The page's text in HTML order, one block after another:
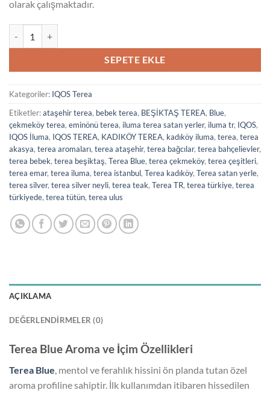
olarak çalışmaktadır.
SEPETE EKLE
Kategoriler: IQOS Terea
Etiketler:ataşehir terea, bebek terea, BEŞİKTAŞ TEREA, Blue,
çekmeköy terea, eminönü terea, iluma terea satan yerler, iluma tr, IQOS,
IQOS İluma, IQOS TEREA, KADIKÖY TEREA, kadıköy iluma, terea, terea
akasya, terea aromaları, terea ataşehir, terea bağcılar, terea bahçelievler,
terea bebek, terea beşiktaş, Terea Blue, terea çekmeköy, terea çeşitleri,
terea emar, terea iluma, terea istanbul, Terea kadıköy, Terea satan yerle,
terea silver, terea silver neyli, terea teak, Terea TR, terea türkiye, terea
türkiyede, terea tütün, terea ulus
AÇIKLAMA
DEĞERLENDIRMELER (0)
Terea Blue Aroma ve İçim Özellikleri
Terea Blue , mentol ve ferahlık hissini ön planda tutan özel
aroma profiline sahiptir. İlk kullanımdan itibaren hissedilen